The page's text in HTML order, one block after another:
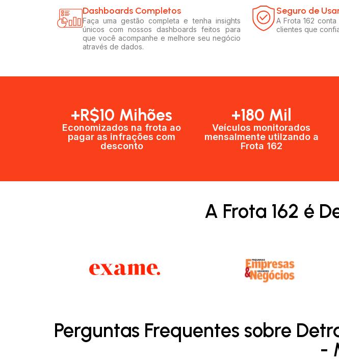
Dashboards Completos​​
Faça uma gestão completa e tenha insights
únicos com nossos dashboards feitos para
que você acompanhe e melhore seu negócio
através de dados.
Seguro de
A Frota 162
clientes que
+R$10 Mihões
Economizados na frota ao
pagar as infrações com
desconto
+180 Mil
Veículos monitorados
mensalmente utilzando a
Frota 162
A Frota 162 é
Perguntas Frequentes sobre
-